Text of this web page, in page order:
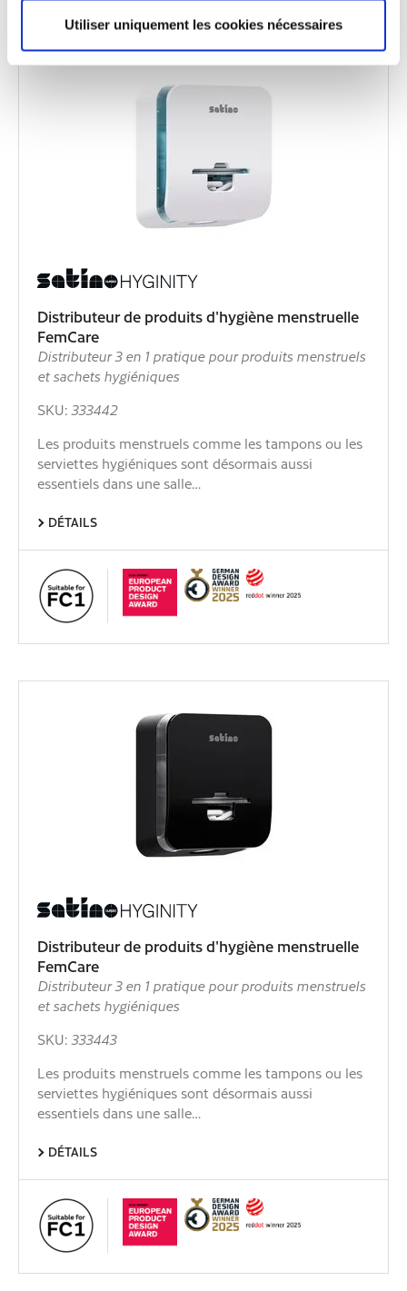
Utiliser uniquement les cookies nécessaires
Distributeur de produits d'hygiène menstruelle
FemCare
Distributeur 3 en 1 pratique pour produits menstruels
et sachets hygiéniques
SKU:333442
Les produits menstruels comme les tampons ou les
serviettes hygiéniques sont désormais aussi
essentiels dans une salle…
DÉTAILS
Distributeur de produits d'hygiène menstruelle
FemCare
Distributeur 3 en 1 pratique pour produits menstruels
et sachets hygiéniques
SKU: 333443
Les produits menstruels comme les tampons ou les
serviettes hygiéniques sont désormais aussi
essentiels dans une salle…
DÉTAILS